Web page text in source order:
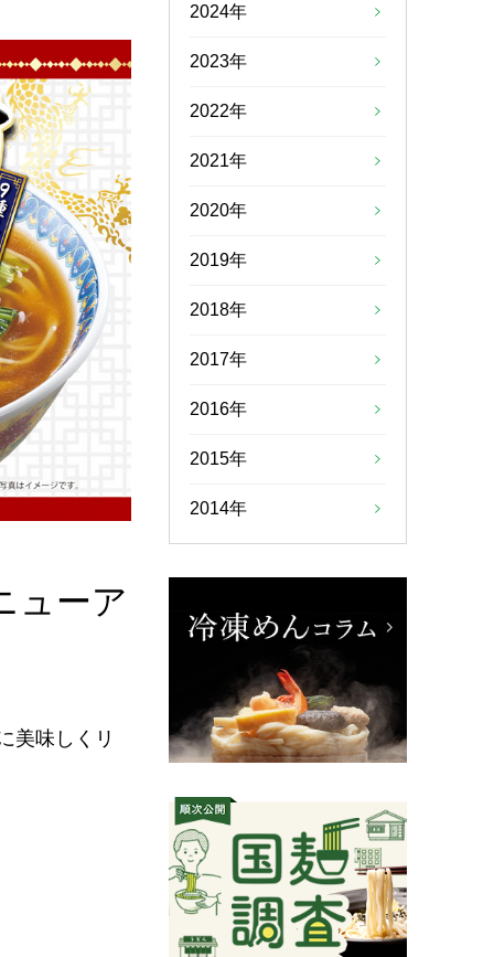
ューア
美味しくリ
2024年
2023年
2022年
2021年
2020年
2019年
2018年
2017年
2016年
2015年
2014年